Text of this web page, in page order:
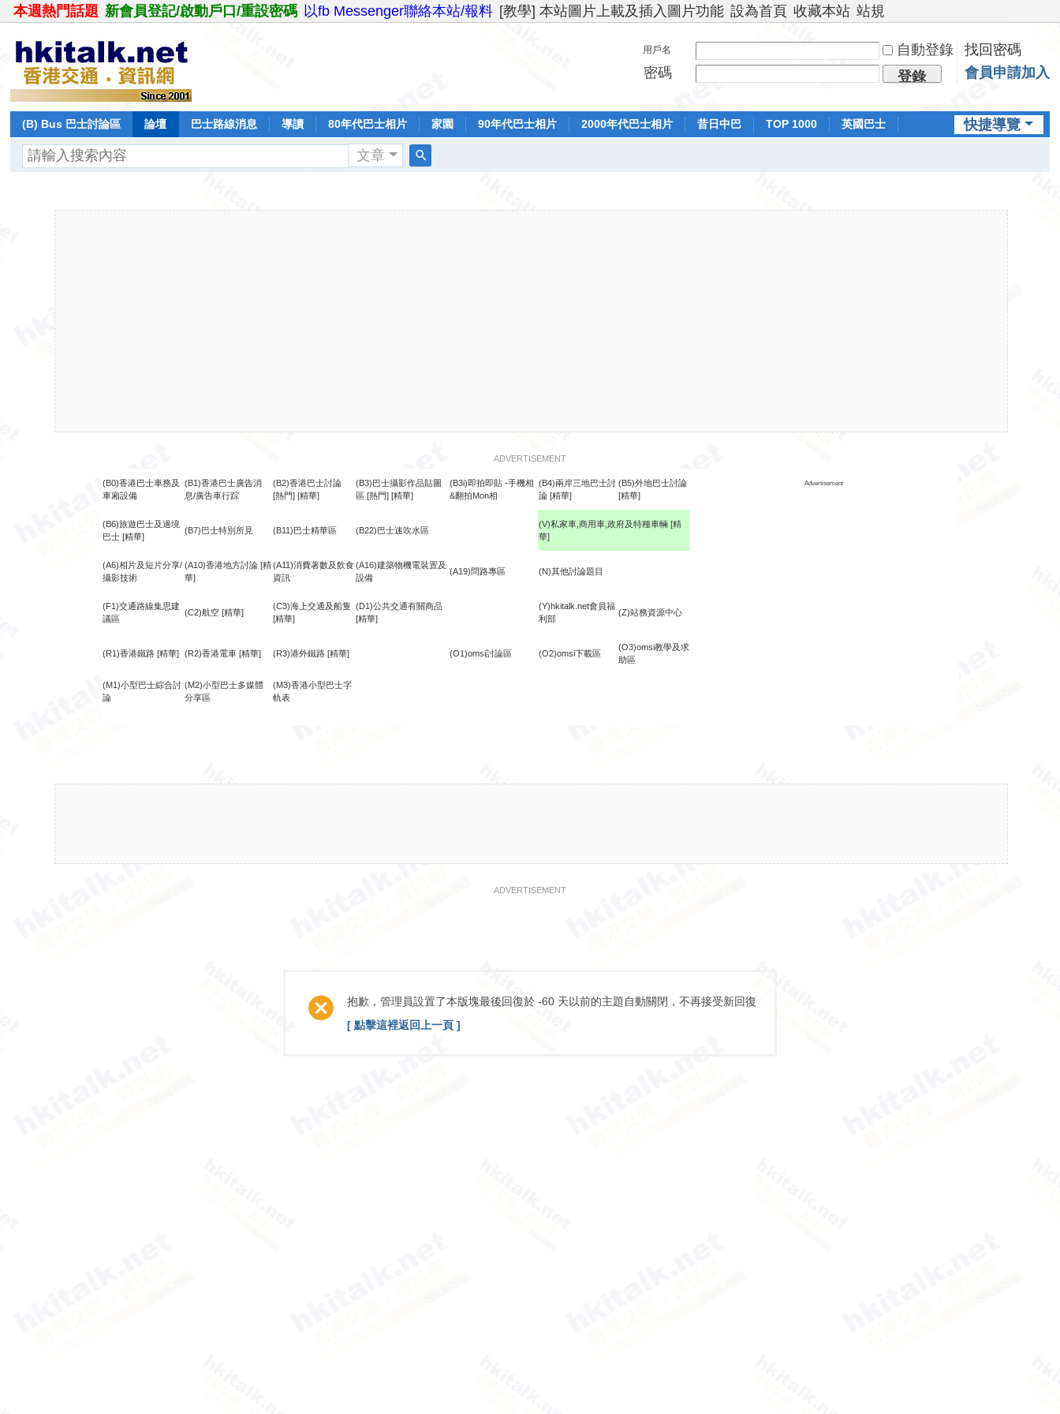
本週熱門話題 新會員登記/啟動戶口/重設密碼 以fb Messenger聯絡本站/報料 [教學] 本站圖片上載及插入圖片功能 設為首頁 收藏本站 站規
用戶名 自動登錄
找回密碼
密碼
登錄 會員申請加入
快捷導覽
(B) Bus 巴士討論區 論壇 巴士路線消息 導讀 80年代巴士相片 家園 90年代巴士相片 2000年代巴士相片 昔日中巴 TOP 1000
英國巴士
文章
ADVERTISEMENT
(B0)香港巴士車務及
車廂設備
(B1)香港巴士廣告消
息/廣告車行踪
(B2)香港巴士討論
[熱門] [精華]
(B3)巴士攝影作品貼圖
區 [熱門] [精華]
(B3i)即拍即貼 -手機相
&翻拍Mon相
(B4)兩岸三地巴士討
論 [精華]
(B5)外地巴士討論
[精華]
Advertisement
(B6)旅遊巴士及過境
巴士 [精華]
(B7)巴士特別所見 (B11)巴士精華區 (B22)巴士迷吹水區
(V)私家車,商用車,政府及特種車輛 [精
華]
(A6)相片及短片分享/
攝影技術
(A10)香港地方討論 [精
華]
(A11)消費著數及飲食
資訊
(A16)建築物機電裝置及
設備
(A19)問路專區 (N)其他討論題目
(F1)交通路線集思建
議區
(C2)航空 [精華]
(C3)海上交通及船隻
[精華]
(D1)公共交通有關商品
[精華]
(Y)hkitalk.net會員福
利部
(Z)站務資源中心
(R1)香港鐵路 [精華] (R2)香港電車 [精華] (R3)港外鐵路 [精華] (O1)omsi討論區 (O2)omsi下載區
(O3)omsi教學及求
助區
(M1)小型巴士綜合討
論
(M2)小型巴士多媒體
分享區
(M3)香港小型巴士字
軌表
ADVERTISEMENT
抱歉，管理員設置了本版塊最後回復於 -60 天以前的主題自動關閉，不再接受新回復
[ 點擊這裡返回上一頁 ]